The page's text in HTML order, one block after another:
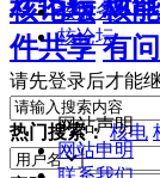
核论坛 核
件共享 有
热门搜索： 核电
核服务
核论坛
请先登录后才能
网站声明
网站申明